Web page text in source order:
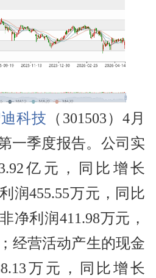
科技 （301503）4月
一季度报告。公司实
亿元，同比增长
润455.55万元，同比
净利润411.98万元，
经营活动产生的现金
万元，同比增长